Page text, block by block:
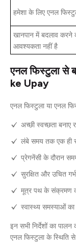
हमेशा के लिए एनल
खानपान में बदलाव करने
आवश्यकता नहीं है
एनल फिस्टुला से
ke Upay
एनल फिस्टुला या एनल
अच्छी स्वच्छता बनाए
लंबे समय तक एक ही
प्रेगनेंसी के दौरान
सुरक्षित और उचित
मूत्र पथ के संक्रमण
स्वास्थ्य समस्याओं
इन सभी निर्देशों का
एनल फिस्टुला के स्थिति